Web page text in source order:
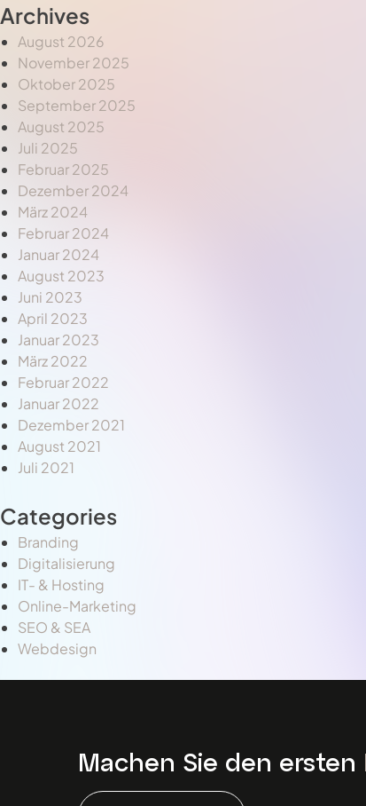
Archives
August 2026
November 2025
Oktober 2025
September 2025
August 2025
Juli 2025
Februar 2025
Dezember 2024
März 2024
Februar 2024
Januar 2024
August 2023
Juni 2023
April 2023
Januar 2023
März 2022
Februar 2022
Januar 2022
Dezember 2021
August 2021
Juli 2021
Categories
Branding
Digitalisierung
IT- & Hosting
Online-Marketing
SEO & SEA
Webdesign
Machen Sie den ersten